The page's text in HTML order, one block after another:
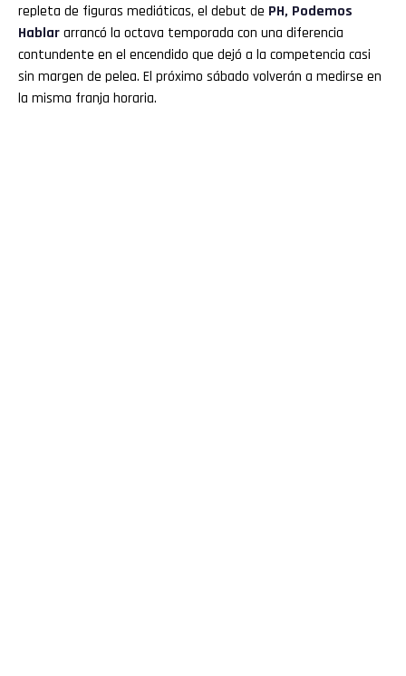
repleta de figuras mediáticas, el debut de PH, Podemos
Hablararrancó la octava temporada con una diferencia
contundente en el encendido que dejó a la competencia casi
sin margen de pelea. El próximo sábado volverán a medirse en
la misma franja horaria.